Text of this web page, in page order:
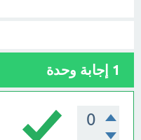
1 إجابة وحدة
0